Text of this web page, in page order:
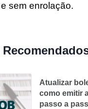
sem enrolação.
Atualizar
como emitir
passo a